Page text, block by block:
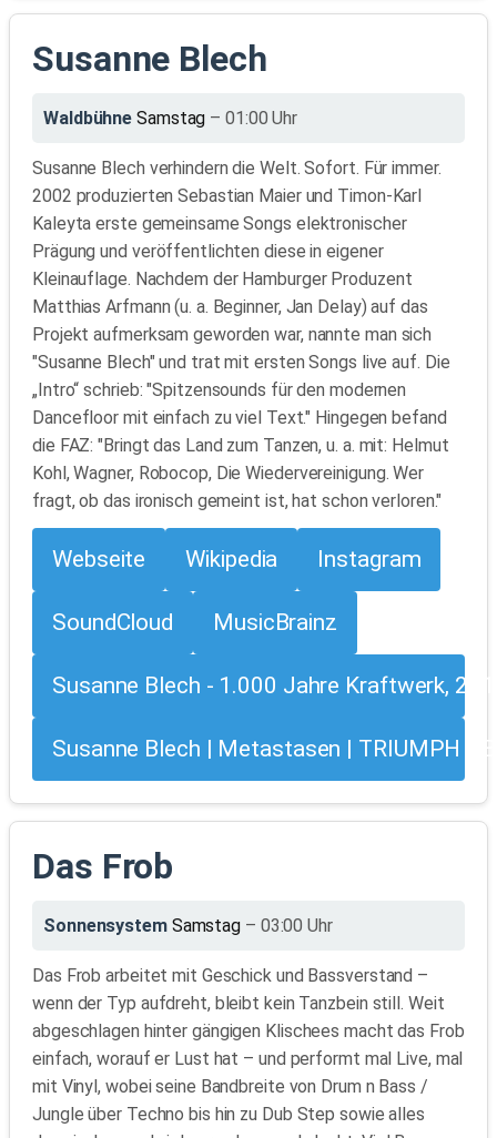
Susanne Blech
Waldbühne Samstag – 01:00 Uhr
Susanne Blech verhindern die Welt. Sofort. Für immer.
2002 produzierten Sebastian Maier und Timon-Karl
Kaleyta erste gemeinsame Songs elektronischer
Prägung und veröffentlichten diese in eigener
Kleinauflage. Nachdem der Hamburger Produzent
Matthias Arfmann (u. a. Beginner, Jan Delay) auf das
Projekt aufmerksam geworden war, nannte man sich
"Susanne Blech" und trat mit ersten Songs live auf. Die
„Intro“ schrieb: "Spitzensounds für den modernen
Dancefloor mit einfach zu viel Text." Hingegen befand
die FAZ: "Bringt das Land zum Tanzen, u. a. mit: Helmut
Kohl, Wagner, Robocop, Die Wiedervereinigung. Wer
fragt, ob das ironisch gemeint ist, hat schon verloren."
Webseite Wikipedia Instagram
SoundCloud MusicBrainz
Susanne Blech - 1.000 Jahre Kraftwerk,
Susanne Blech | Metastasen | TRIUMPH
Das Frob
Sonnensystem Samstag – 03:00 Uhr
Das Frob arbeitet mit Geschick und Bassverstand –
wenn der Typ aufdreht, bleibt kein Tanzbein still. Weit
abgeschlagen hinter gängigen Klischees macht das Frob
einfach, worauf er Lust hat – und performt mal Live, mal
mit Vinyl, wobei seine Bandbreite von Drum n Bass /
Jungle über Techno bis hin zu Dub Step sowie alles